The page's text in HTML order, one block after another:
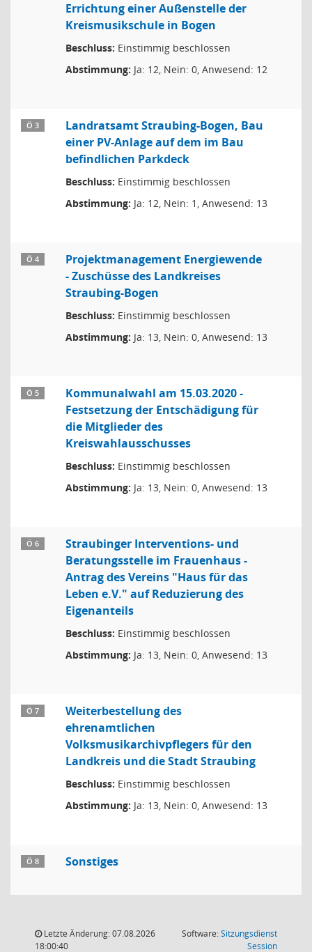
Errichtung einer Außenstelle der
Kreismusikschule in Bogen
Beschluss: Einstimmig beschlossen
Abstimmung: Ja: 12, Nein: 0, Anwesend: 12
Ö 3
Landratsamt Straubing-Bogen, Bau
einer PV-Anlage auf dem im Bau
befindlichen Parkdeck
Beschluss: Einstimmig beschlossen
Abstimmung: Ja: 12, Nein: 1, Anwesend: 13
Ö 4
Projektmanagement Energiewende
- Zuschüsse des Landkreises
Straubing-Bogen
Beschluss: Einstimmig beschlossen
Abstimmung: Ja: 13, Nein: 0, Anwesend: 13
Ö 5
Kommunalwahl am 15.03.2020 -
Festsetzung der Entschädigung für
die Mitglieder des
Kreiswahlausschusses
Beschluss: Einstimmig beschlossen
Abstimmung: Ja: 13, Nein: 0, Anwesend: 13
Ö 6
Straubinger Interventions- und
Beratungsstelle im Frauenhaus -
Antrag des Vereins "Haus für das
Leben e.V." auf Reduzierung des
Eigenanteils
Beschluss: Einstimmig beschlossen
Abstimmung: Ja: 13, Nein: 0, Anwesend: 13
Ö 7
Weiterbestellung des
ehrenamtlichen
Volksmusikarchivpflegers für den
Landkreis und die Stadt Straubing
Beschluss: Einstimmig beschlossen
Abstimmung: Ja: 13, Nein: 0, Anwesend: 13
Ö 8 Sonstiges
Letzte Änderung: 07.08.2026
18:00:40
Software:Sitzungsdienst
Session(Wird in